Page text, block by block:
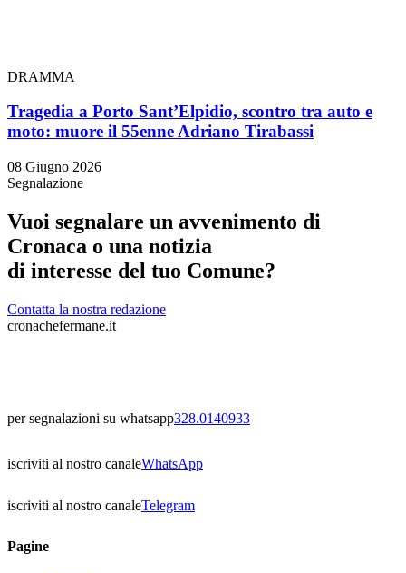
DRAMMA
Tragedia a Porto Sant’Elpidio, scontro tra auto e
moto: muore il 55enne Adriano Tirabassi
08 Giugno 2026
Segnalazione
Vuoi segnalare un avvenimento di
Cronaca o una notizia
di interesse del tuo Comune?
Contatta la nostra redazione
cronachefermane.it
per segnalazioni su whatsapp328.0140933
iscriviti al nostro canaleWhatsApp
iscriviti al nostro canaleTelegram
Pagine